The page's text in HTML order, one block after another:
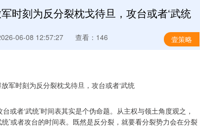
时刻为反分裂枕戈待旦，攻台或者‘武统
壹策略
06-08 12:57:27 查看：146
或者‘武统’时间表其实是个伪命题。从主权与领土角度观之，
’或者攻台的时间表。既然是反分裂，就要看分裂势力会在分裂